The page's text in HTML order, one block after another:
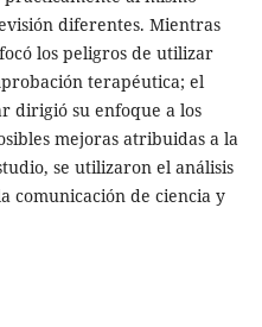
diferentes. Mientras
los peligros de utilizar
terapéutica; el
dirigió su enfoque a los
mejoras atribuidas a la
se utilizaron el análisis
comunicación de ciencia y